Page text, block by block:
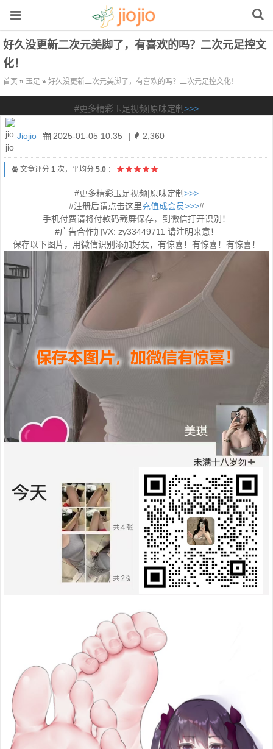
好久没更新二次元美脚了，有喜欢的吗？二次元足控文
化！
首页 » 玉足 » 好久没更新二次元美脚了，有喜欢的吗？二次元足控文化！
#更多精彩玉足视频|原味定制>>>
Jiojio 2025-01-05 10:35 | 2,360
文章评分 1 次，平均分 5.0 ：
#更多精彩玉足视频|原味定制>>>
#注册后请点击这里充值成会员>>>#
手机付费请将付款码截屏保存，到微信打开识别！
#广告合作加VX: zy33449711 请注明来意！
保存以下图片，用微信识别添加好友，有惊喜！有惊喜！有惊喜！